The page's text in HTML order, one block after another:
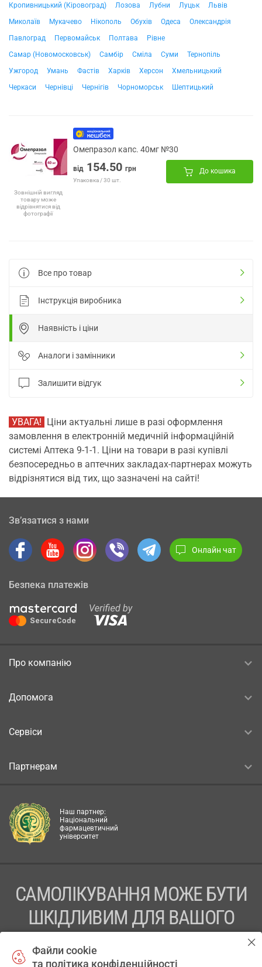
Кропивницький (Кіровоград)
Лозова Лубни Луцьк
Львів
Миколаїв
Мукачево Нікополь Обухів Одеса
Олександрія
Павлоград
Первомайськ Полтава
Рівне
Самар (Новомосковськ)
Самбір Сміла Суми
Тернопіль
Ужгород
Умань Фастів Харків Херсон
Хмельницький
Черкаси
Чернівці Чернігів Чорноморськ Шептицький
Зовнішній вигляд
товару може
відрізнятися від
фотографії
Омепразол капс. 40мг №30
від 154.50 грн
Упаковка / 30 шт.
До кошика
Все про товар
Інструкція виробника
Наявність і ціни
Аналоги і замінники
Залишити відгук
УВАГА! Ціни актуальні лише в разі оформлення
замовлення в електронній медичній інформаційній
системі Аптека 9-1-1. Ціни на товари в разі купівлі
безпосередньо в аптечних закладах-партнерах можуть
відрізнятися від тих, що зазначені на сайті!
Зв’язатися з нами
Онлайн чат
Безпека платежів
Про компанію
Допомога
Сервіси
Партнерам
Наш партнер:
Національний
фармацевтичний
університет
САМОЛІКУВАННЯ МОЖЕ БУТИ
ШКІДЛИВИМ ДЛЯ ВАШОГО
Файли cookie
та політика конфіденційності